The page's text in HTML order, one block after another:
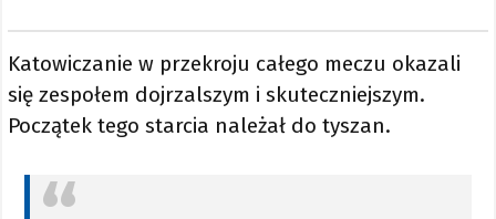
Katowiczanie w przekroju całego meczu okazali
się zespołem dojrzalszym i skuteczniejszym.
Początek tego starcia należał do tyszan.